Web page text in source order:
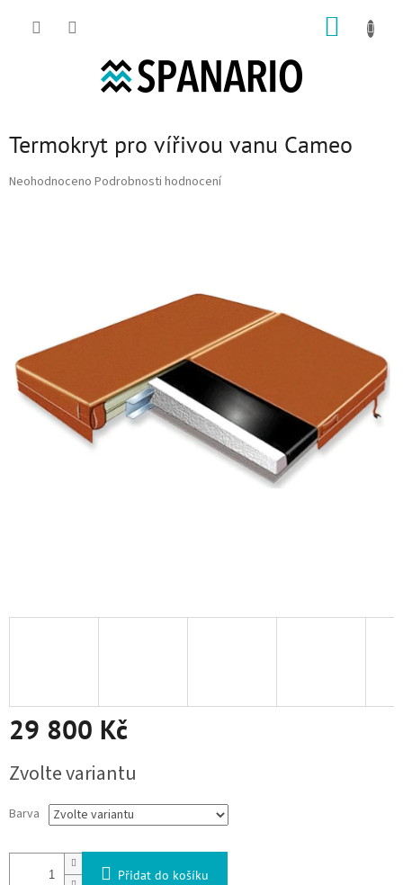
Termokryt pro vířivou vanu Cameo
Průměrné hodnocení produktu je 0,0 z 5 hvězdiček.
Neohodnoceno Podrobnosti hodnocení
29 800 Kč
Zvolte variantu
Barva
Přidat do košíku